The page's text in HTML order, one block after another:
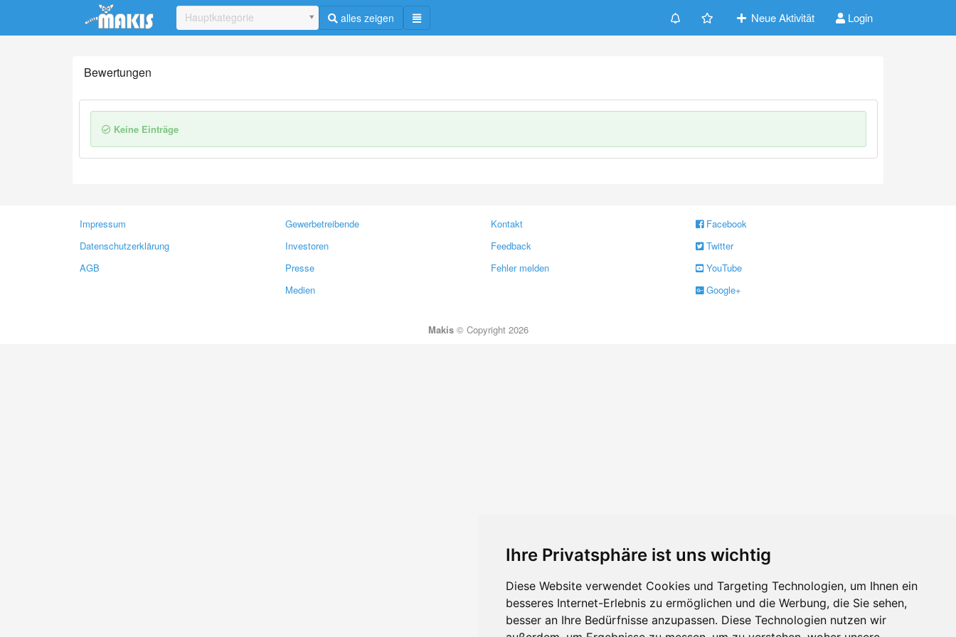
Ihre Privatsphäre ist uns wichtig
Diese Website verwendet Cookies und Targeting Technologien, um Ihnen ein
besseres Internet-Erlebnis zu ermöglichen und die Werbung, die Sie sehen,
besser an Ihre Bedürfnisse anzupassen. Diese Technologien nutzen wir
Update cookies preferences
Hauptkategorie alles zeigen Neue Aktivität Login
Bewertungen
Keine Einträge
Impressum
Datenschutzerklärung
AGB
Gewerbetreibende
Investoren
Presse
Medien
Kontakt
Feedback
Fehler melden
Facebook
Twitter
YouTube
Google+
Makis© Copyright 2026